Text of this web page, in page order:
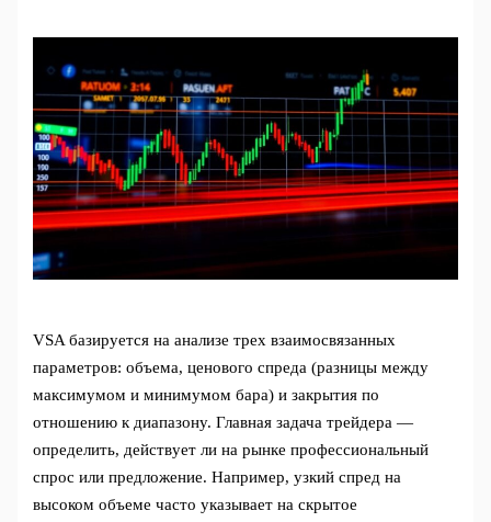
VSA базируется на анализе трех взаимосвязанных
параметров: объема, ценового спреда (разницы между
максимумом и минимумом бара) и закрытия по
отношению к диапазону. Главная задача трейдера —
определить, действует ли на рынке профессиональный
спрос или предложение. Например, узкий спред на
высоком объеме часто указывает на скрытое